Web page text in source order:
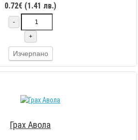
0.72€ (1.41 лв.)
-
+
Изчерпано
Грах Авола